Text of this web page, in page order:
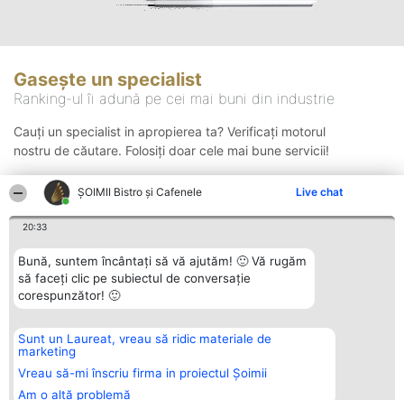
ȘOIMII Bistro și Cafenele Live chat
20:33
Bună, suntem încântați să vă ajutăm! 🙂 Vă rugăm
să faceți clic pe subiectul de conversație
corespunzător! 🙂
Sunt un Laureat, vreau să ridic materiale de
marketing
Vreau să-mi înscriu firma in proiectul Șoimii
Am o altă problemă
Gasește un specialist
Ranking-ul îi adună pe cei mai buni din industrie
Cauți un specialist in apropierea ta? Verificați motorul
nostru de căutare. Folosiți doar cele mai bune servicii!
Organizator Ranking
BRIGHT SOLUTIONS BR SRL
Aleea Timisul De Sus 2 Bl. A30
Sc. A Et. 4 Ap. 13 Cod 061952
București
Plebiscyt
Lista Tuturor
Laureaților
Contact